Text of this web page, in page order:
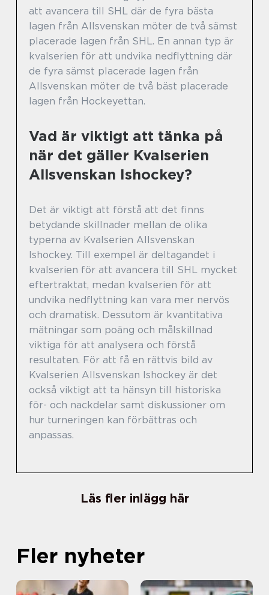
att avancera till SHL där de fyra bästa
lagen från Allsvenskan möter de två sämst
placerade lagen från SHL. En annan typ är
kvalserien för att undvika nedflyttning där
de fyra sämst placerade lagen från
Allsvenskan möter de två bäst placerade
lagen från Hockeyettan.
Vad är viktigt att tänka på
när det gäller Kvalserien
Allsvenskan Ishockey?
Det är viktigt att förstå att det finns
betydande skillnader mellan de olika
typerna av Kvalserien Allsvenskan
Ishockey. Till exempel är deltagandet i
kvalserien för att avancera till SHL mycket
eftertraktat, medan kvalserien för att
undvika nedflyttning kan vara mer nervös
och dramatisk. Dessutom är kvantitativa
mätningar som poäng och målskillnad
viktiga för att analysera och förstå
resultaten. För att få en rättvis bild av
Kvalserien Allsvenskan Ishockey är det
också viktigt att ta hänsyn till historiska
för- och nackdelar samt diskussioner om
hur turneringen kan förbättras och
anpassas.
Läs fler inlägg här
Fler nyheter